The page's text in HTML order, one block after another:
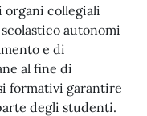
organi collegiali
autonomi
e di
al fine di
formativi garantire
degli studenti.